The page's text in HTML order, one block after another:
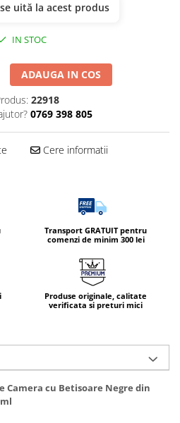
uită la acest produs
IN STOC
ADAUGA IN COS
22918
0769 398 805
Cere informatii
Transport GRATUIT pentru
comenzi de minim 300 lei
Produse originale, calitate
verificata si preturi mici
Camera cu Betisoare Negre din